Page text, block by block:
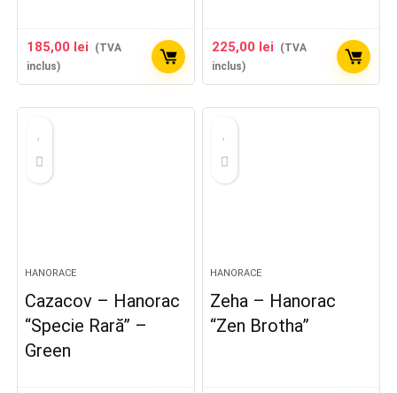
185,00 lei
(TVA
inclus)
225,00 lei
(TVA
inclus)
HANORACE
Cazacov – Hanorac
“Specie Rară” –
Green
HANORACE
Zeha – Hanorac
“Zen Brotha”